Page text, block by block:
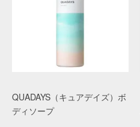
QUADAYS（キュアデイズ）ボ
ディソープ